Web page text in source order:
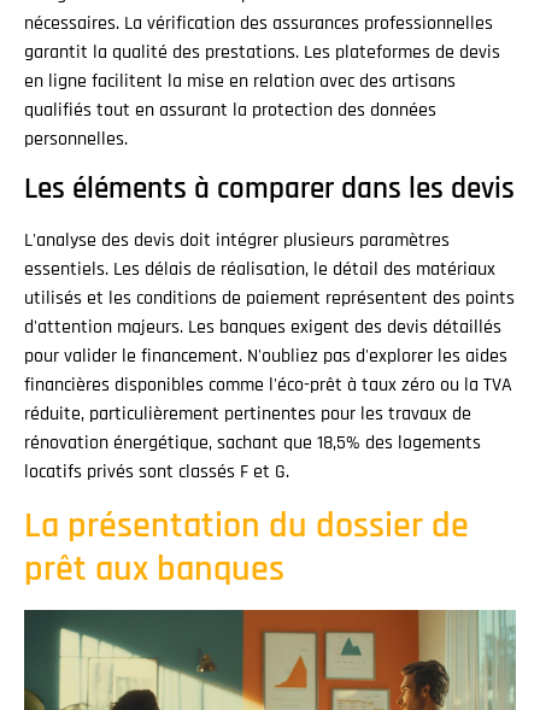
nécessaires. La vérification des assurances professionnelles
garantit la qualité des prestations. Les plateformes de devis
en ligne facilitent la mise en relation avec des artisans
qualifiés tout en assurant la protection des données
personnelles.
Les éléments à comparer dans les devis
L'analyse des devis doit intégrer plusieurs paramètres
essentiels. Les délais de réalisation, le détail des matériaux
utilisés et les conditions de paiement représentent des points
d'attention majeurs. Les banques exigent des devis détaillés
pour valider le financement. N'oubliez pas d'explorer les aides
financières disponibles comme l'éco-prêt à taux zéro ou la TVA
réduite, particulièrement pertinentes pour les travaux de
rénovation énergétique, sachant que 18,5% des logements
locatifs privés sont classés F et G.
La présentation du dossier de
prêt aux banques